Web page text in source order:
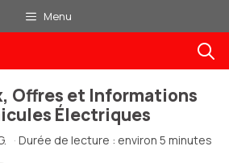
Menu
Offres et Informations
Électriques
· Durée de lecture : environ 5 minutes